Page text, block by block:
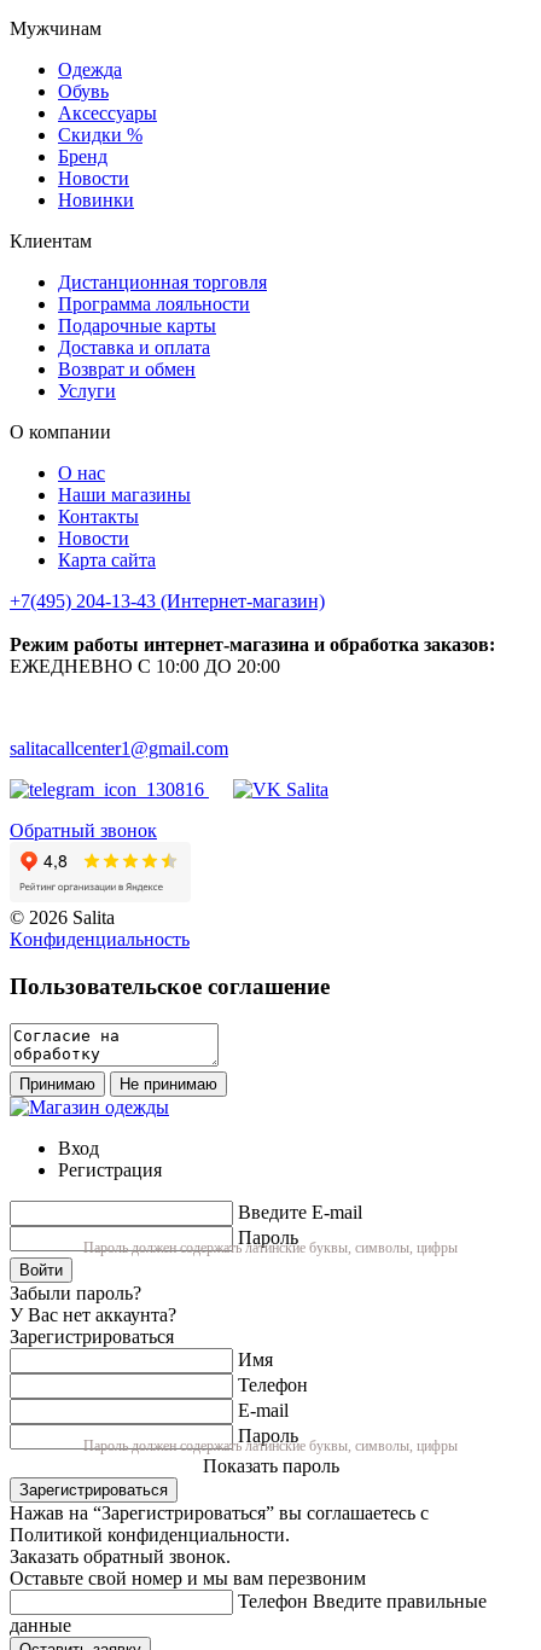
Мужчинам
Одежда
Обувь
Аксессуары
Скидки %
Бренд
Новости
Новинки
Клиентам
Дистанционная торговля
Программа лояльности
Подарочные карты
Доставка и оплата
Возврат и обмен
Услуги
О компании
О нас
Наши магазины
Контакты
Новости
Карта сайта
+7(495) 204-13-43 (Интернет-магазин)
Режим работы интернет-магазина и обработка заказов:
ЕЖЕДНЕВНО С 10:00 ДО 20:00
salitacallcenter1@gmail.com
Обратный звонок
© 2026 Salita
Кoнфидeнциaльнoсть
Пользовательское соглашение
Принимаю Не принимаю
Вход
Регистрация
Введите E-mail
Пароль
Пароль должен содержать латинские буквы, символы, цифры
Войти
Забыли пароль?
У Вас нет аккаунта?
Зарегистрироваться
Имя
Телефон
E-mail
Пароль
Пароль должен содержать латинские буквы, символы, цифры
Показать пароль
Зарегистрироваться
Нажав на “Зарегистрироваться” вы соглашаетесь с
Политикой конфиденциальности.
Заказать обратный звонок.
Оставьте свой номер и мы вам перезвоним
Телефон Введите правильные
данные